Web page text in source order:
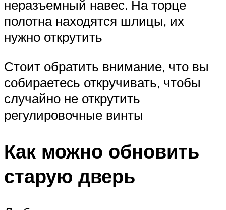
неразъемный навес. На торце
полотна находятся шлицы, их
нужно открутить
Стоит обратить внимание, что вы
собираетесь откручивать, чтобы
случайно не открутить
регулировочные винты
Как можно обновить
старую дверь